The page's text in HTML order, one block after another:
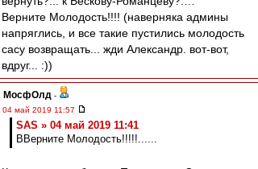
Верните Молодость!!!! (наверняка админы
напряглись, и все такие пустились молодость
сасу возвращать... жди Александр. вот-вот,
вдруг... :))
МосфОлд -
04 май 2019 11:57
SAS » 04 май 2019 11:41
ВВерните Молодость!!!!!......